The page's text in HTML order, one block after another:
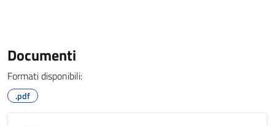
Documenti
Formati disponibili:
.pdf